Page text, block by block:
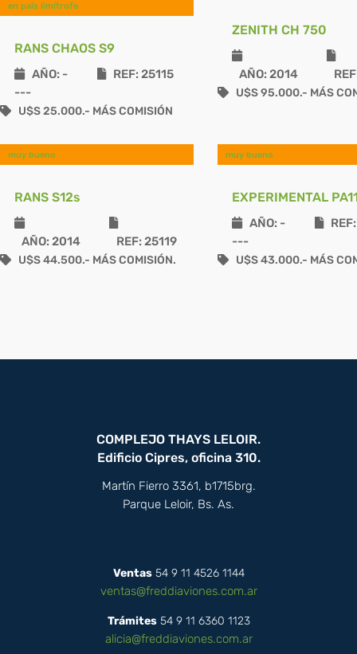
en país limítrofe
RANS CHAOS S9
AÑO: -
---
REF: 25115
U$S 25.000.- MÁS COMISIÓN
ZENITH CH 750
AÑO: 2014
U$S 95.000.- MÁS
muy bueno
RANS S12s
AÑO: 2014 REF: 25119
U$S 44.500.- MÁS COMISIÓN.
muy bueno
EXPERIMENTAL
AÑO: -
---
U$S 43.000.- MÁS
COMPLEJO THAYS LELOIR.
Edificio Cipres, oficina 310.
Martín Fierro 3361, b1715brg.
Parque Leloir, Bs. As.
Ventas54 9 11 4526 1144
ventas@freddiaviones.com.ar
Trámites54 9 11 6360 1123
alicia@freddiaviones.com.ar